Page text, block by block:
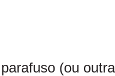
(ou